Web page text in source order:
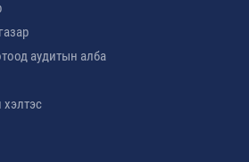
аудитын алба